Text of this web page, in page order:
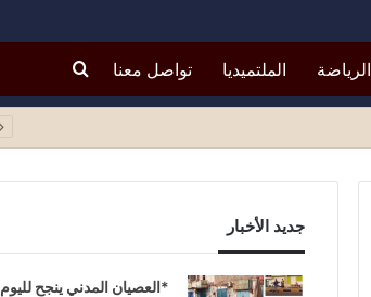
الرياضة الملتميديا تواصل معنا بحث
جديد الأخبار
*العصيان المدني ينجح لليوم